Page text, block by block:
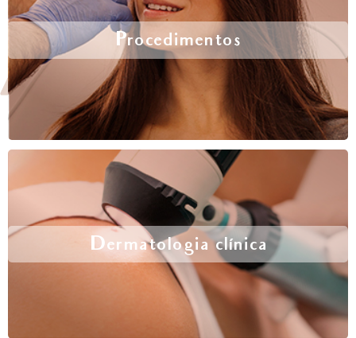
Procedimentos
Dermatologia clínica